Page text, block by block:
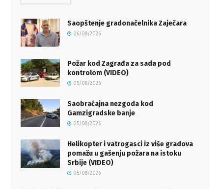
Saopštenje gradonačelnika Zaječara
06/08/2026
Požar kod Zagrađa za sada pod
kontrolom (VIDEO)
05/08/2026
Saobraćajna nezgoda kod
Gamzigradske banje
05/08/2026
Helikopter i vatrogasci iz više gradova
pomažu u gašenju požara na istoku
Srbije (VIDEO)
05/08/2026